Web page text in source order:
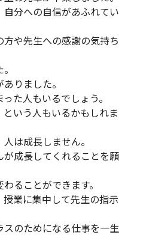
自分への自信があふれてい
や先生への感謝の気持ち
りました。
た人もいるでしょう。
いう人もいるかもしれま
は成長しません。
成長してくれることを願
ることができます。
授業に集中して先生の指示
スのためになる仕事を一生